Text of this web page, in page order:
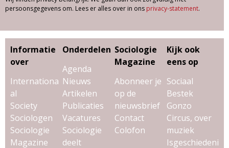
persoonsgegevens om. Lees er alles over in ons privacy-statement.
Informatie
over
Internationa
al
Society
Sociologen
Sociologie
Magazine
Onderdelen
Agenda
Nieuws
Artikelen
Publicaties
Vacatures
Sociologie
deelt
Sociologie
Magazine
Abonneer je
op de
nieuwsbrief
Contact
Colofon
Kijk ook
eens op
Sociaal
Bestek
Gonzo
Circus, over
muziek
Isgeschiedeni